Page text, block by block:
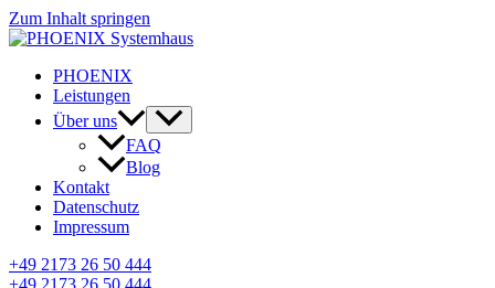
Zum Inhalt springen
PHOENIX
Leistungen
Über uns
FAQ
Blog
Kontakt
Datenschutz
Impressum
+49 2173 26 50 444
+49 2173 26 50 444